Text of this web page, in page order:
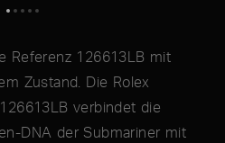
Referenz 126613LB mit
Zustand. Die Rolex
verbindet die
DNA der Submariner mit